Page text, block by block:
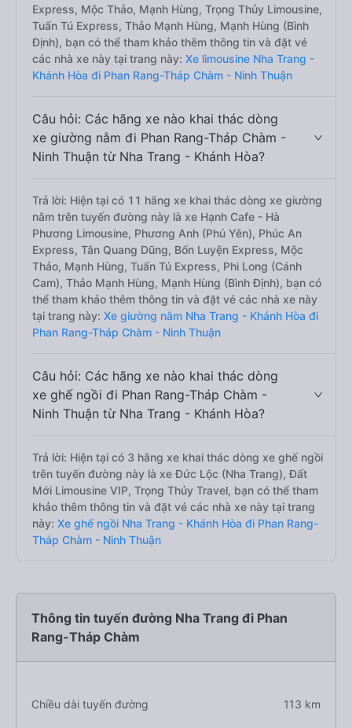
Express, Mộc Thảo, Mạnh Hùng, Trọng Thủy Limousine,
Tuấn Tú Express, Thảo Mạnh Hùng, Mạnh Hùng (Bình
Định), bạn có thể tham khảo thêm thông tin và đặt vé
các nhà xe này tại trang này: Xe limousine Nha Trang -
Khánh Hòa đi Phan Rang-Tháp Chàm - Ninh Thuận
Câu hỏi: Các hãng xe nào khai thác dòng
xe giường nằm đi Phan Rang-Tháp Chàm -
Ninh Thuận từ Nha Trang - Khánh Hòa?
Trả lời: Hiện tại có 11 hãng xe khai thác dòng xe giường
nằm trên tuyến đường này là xe Hạnh Cafe - Hà
Phương Limousine, Phương Anh (Phú Yên), Phúc An
Express, Tân Quang Dũng, Bốn Luyện Express, Mộc
Thảo, Mạnh Hùng, Tuấn Tú Express, Phi Long (Cánh
Cam), Thảo Mạnh Hùng, Mạnh Hùng (Bình Định), bạn có
thể tham khảo thêm thông tin và đặt vé các nhà xe này
tại trang này: Xe giường nằm Nha Trang - Khánh Hòa đi
Phan Rang-Tháp Chàm - Ninh Thuận
Câu hỏi: Các hãng xe nào khai thác dòng
xe ghế ngồi đi Phan Rang-Tháp Chàm -
Ninh Thuận từ Nha Trang - Khánh Hòa?
Trả lời: Hiện tại có 3 hãng xe khai thác dòng xe ghế ngồi
trên tuyến đường này là xe Đức Lộc (Nha Trang), Đất
Mới Limousine VIP, Trọng Thủy Travel, bạn có thể tham
khảo thêm thông tin và đặt vé các nhà xe này tại trang
này: Xe ghế ngồi Nha Trang - Khánh Hòa đi Phan Rang-
Tháp Chàm - Ninh Thuận
Thông tin tuyến đường Nha Trang đi Phan
Rang-Tháp Chàm
Chiều dài tuyến đường 113 km